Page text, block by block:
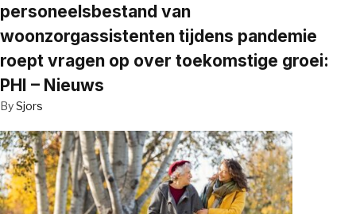
personeelsbestand van
woonzorgassistenten tijdens pandemie
roept vragen op over toekomstige groei:
PHI – Nieuws
BySjors